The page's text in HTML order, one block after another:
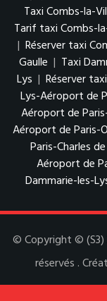
Taxi Combs-la-
Tarif taxi Combs-
| Réserver taxi
Gaulle | Taxi
Lys | Réserver
Lys-Aéroport de
Aéroport de
Aéroport de Paris-
Paris-Charles
Aéroport de
Dammarie-les-
© Copyright © (S3)
réservés .